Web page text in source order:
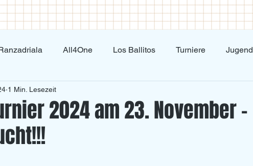
All4One Los Ballitos Turniere Jugend
Techniktraining
Left Overs
2024 am 23. November -
1 Min. Lesezeit